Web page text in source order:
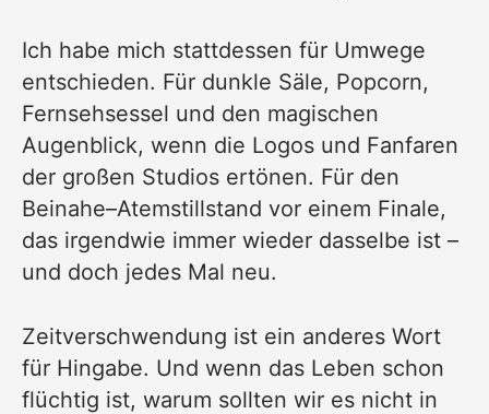
Ich habe mich stattdessen für Umwege
entschieden. Für dunkle Säle, Popcorn,
Fernsehsessel und den magischen
Augenblick, wenn die Logos und Fanfaren
der großen Studios ertönen. Für den
Beinahe–Atemstillstand vor einem Finale,
das irgendwie immer wieder dasselbe ist –
und doch jedes Mal neu.
Zeitverschwendung ist ein anderes Wort
für Hingabe. Und wenn das Leben schon
flüchtig ist, warum sollten wir es nicht in